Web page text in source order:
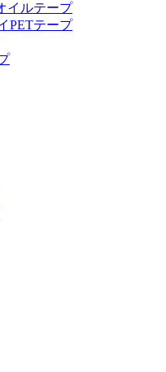
イルテープ
PETテープ